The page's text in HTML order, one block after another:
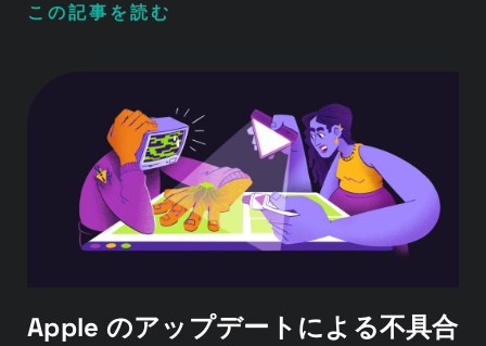
この記事を読む
Apple のアップデートによる不具合